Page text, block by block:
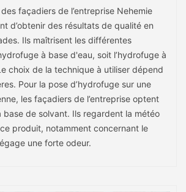
façadiers de l’entreprise Nehemie
d’obtenir des résultats de qualité en
Ils maîtrisent les différentes
à base d'eau, soit l’hydrofuge à
choix de la technique à utiliser dépend
Pour la pose d’hydrofuge sur une
les façadiers de l’entreprise optent
base de solvant. Ils regardent la météo
produit, notamment concernant le
une forte odeur.